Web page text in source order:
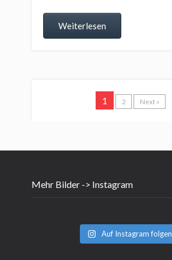
Weiterlesen
1 2 Next »
Mehr Bilder -> Instagram
Auf Instagram folgen